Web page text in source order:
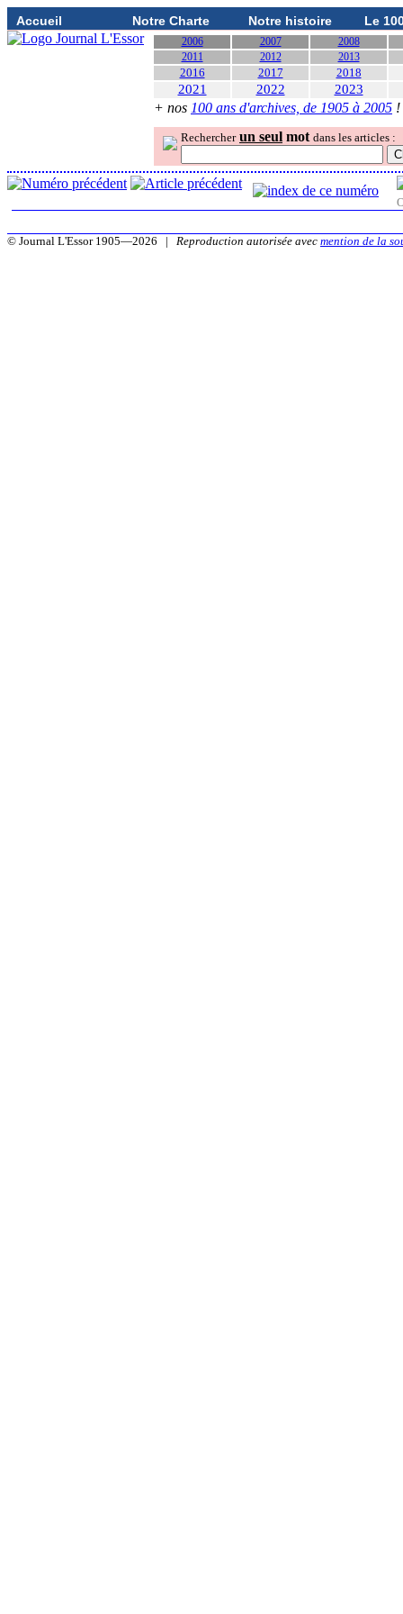
Accueil Notre Charte Notre histoire Le
2006 2007
2008
2011
2012 2013
2016 2017 2018
2021 2022 2023
+ nos 100 ans d'archives, de 1905 à 2005 !
Rechercher un seul mot dans les articles :
© Journal L'Essor 1905—2026 | Reproduction autorisée avec mention de la